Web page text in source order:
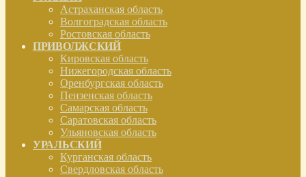
Астраханская область
Волгоградская область
Ростовская область
ПРИВОЛЖСКИЙ
Кировская область
Нижегородская область
Оренбургская область
Пензенская область
Самарская область
Саратовская область
Ульяновская область
УРАЛЬСКИЙ
Курганская область
Свердловская область